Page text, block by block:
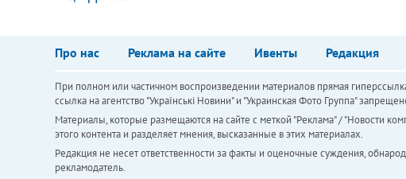
Про нас Реклама на сайте Ивенты Редакция
При полном или частичном воспроизведении материалов прямая
ссылка на агентство "Українськi Новини" и "Украинская Фото Группа"
Материалы, которые размещаются на сайте с меткой "Реклама" / "Новости
этого контента и разделяет мнения, высказанные в этих материалах.
Редакция не несет ответственности за факты и оценочные суждения,
рекламодатель.